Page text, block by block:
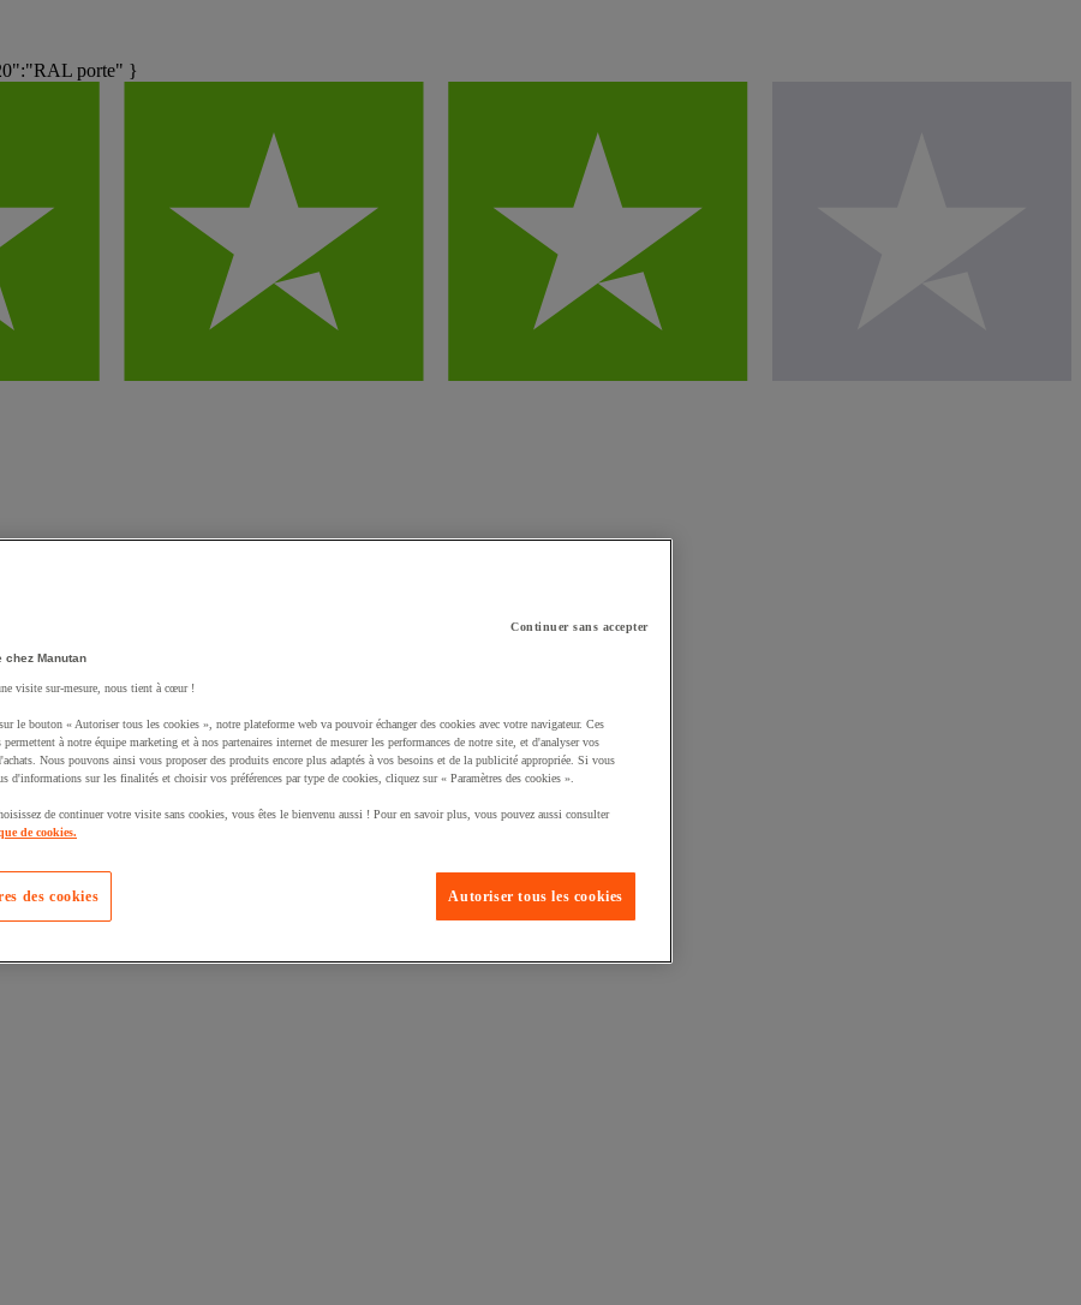
porte" }
un produit à votre panier :
Continuer sans accepter
chez Manutan
visite sur-mesure, nous tient à cœur !
le bouton « Autoriser tous les cookies », notre plateforme web va pouvoir échanger des cookies avec votre navigateur. Ces
à notre équipe marketing et à nos partenaires internet de mesurer les performances de notre site, et d'analyser vos
Nous pouvons ainsi vous proposer des produits encore plus adaptés à vos besoins et de la publicité appropriée. Si vous
d'informations sur les finalités et choisir vos préférences par type de cookies, cliquez sur « Paramètres des cookies ».
de continuer votre visite sans cookies, vous êtes le bienvenu aussi ! Pour en savoir plus, vous pouvez aussi consulter
de cookies.
Autoriser tous les cookies
des cookies